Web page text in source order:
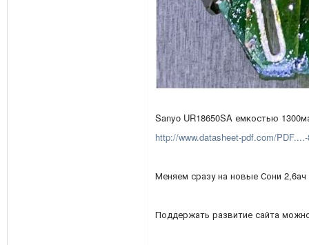
Sanyo UR18650SA емкостью
http://www.datasheet-pdf.com/
Меняем сразу на новые Сони 2,6ач
Поддержать развитие сайта